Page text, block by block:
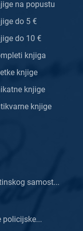
na popustu
do 5 €
do 10 €
knjiga
knjige
knjige
knjige
samost...